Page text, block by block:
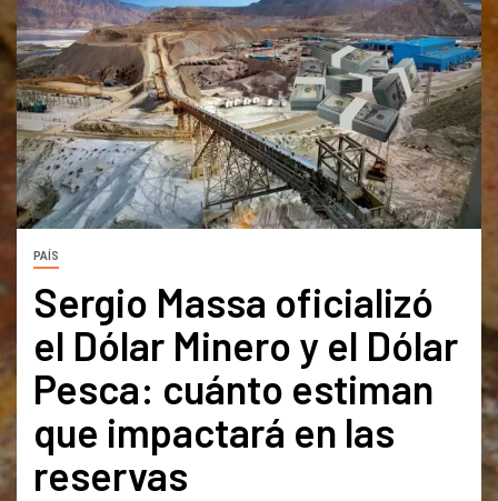
PAÍS
Sergio Massa oficializó
el Dólar Minero y el Dólar
Pesca: cuánto estiman
que impactará en las
reservas